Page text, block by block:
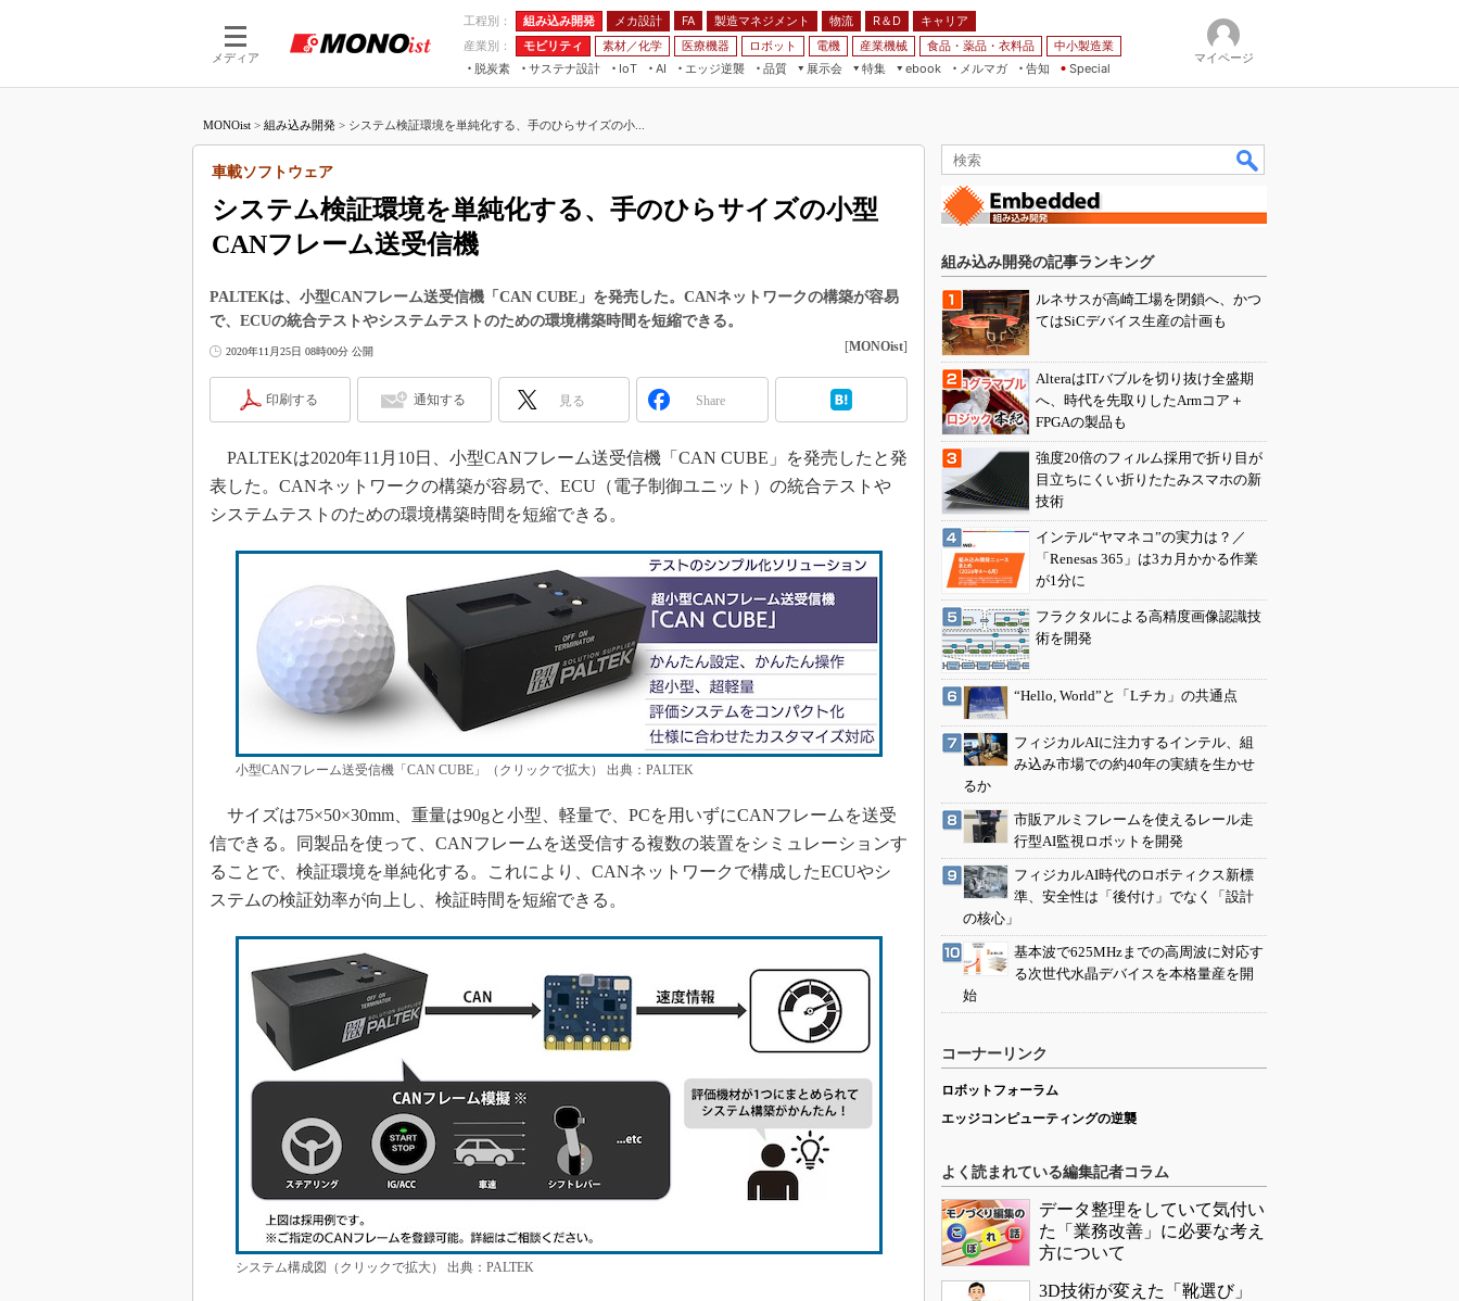
メディア
工程別： 組み込み開発 メカ設計 FA 製造マネジメント 物流 R＆D
キャリア
産業別：
モビリティ 素材／化学 医療機器 ロボット 電機 産業機械 食品・薬品・衣料品
中小製造業
脱炭素
サステナ設計
IoT
つながる工場
AI
AI×設備保全
エッジ逆襲 品質
展示会
JIMTOF
IIFES
TECHNO-FRONTIER
スマート工場EXPO
EdgeTech+
AUTOMOTIVE WORLD
産業オープンネット展
特集
つながるクルマ
フィールドサービス
組み込み画像技術
組み込みモデリング
車載ソフト開発
ISO26262
無償設計ツール
3Dプリンタ
S＆OP
インダストリー4.0
イノベーション
製造業ビッグデータ
メイドインジャパン
植物工場
知財マネジメント
制御セキュリティ
ebook
モビリティ
メルマガ
告知 Special
マイページ
MONOist > 組み込み開発 > システム検証環境を単純化する、手のひらサイズの小...
システム検証環境を単純化する、手のひらサイズの小型
CANフレーム送受信機
車載ソフトウェア
PALTEKは、小型CANフレーム送受信機「CAN CUBE」を発売した。CANネットワークの構築が容易
で、ECUの統合テストやシステムテストのための環境構築時間を短縮できる。
2020年11月25日 08時00分 公開 [MONOist]
印刷する 通知する 見る Share
PALTEKは2020年11月10日、小型CANフレーム送受信機「CAN CUBE」を発売したと発
表した。CANネットワークの構築が容易で、ECU（電子制御ユニット）の統合テストや
システムテストのための環境構築時間を短縮できる。
小型CANフレーム送受信機「CAN CUBE」（クリックで拡大） 出典：PALTEK
サイズは75×50×30mm、重量は90gと小型、軽量で、PCを用いずにCANフレームを送受
信できる。同製品を使って、CANフレームを送受信する複数の装置をシミュレーションす
ることで、検証環境を単純化する。これにより、CANネットワークで構成したECUやシ
ステムの検証効率が向上し、検証時間を短縮できる。
システム構成図（クリックで拡大） 出典：PALTEK
組み込み開発の記事ランキング
ルネサスが高崎工場を閉鎖へ、かつ
てはSiCデバイス生産の計画も
AlteraはITバブルを切り抜け全盛期
へ、時代を先取りしたArmコア＋
FPGAの製品も
強度20倍のフィルム採用で折り目が
目立ちにくい折りたたみスマホの新
技術
インテル“ヤマネコ”の実力は？／
「Renesas 365」は3カ月かかる作業
が1分に
フラクタルによる高精度画像認識技
術を開発
“Hello, World”と「Lチカ」の共通点
フィジカルAIに注力するインテル、組
み込み市場での約40年の実績を生かせ
るか
市販アルミフレームを使えるレール走
行型AI監視ロボットを開発
フィジカルAI時代のロボティクス新標
準、安全性は「後付け」でなく「設計
の核心」
基本波で625MHzまでの高周波に対応す
る次世代水晶デバイスを本格量産を開
始
コーナーリンク
ロボットフォーラム
エッジコンピューティングの逆襲
よく読まれている編集記者コラム
データ整理をしていて気付い
た「業務改善」に必要な考え
方について
3D技術が変えた「靴選び」